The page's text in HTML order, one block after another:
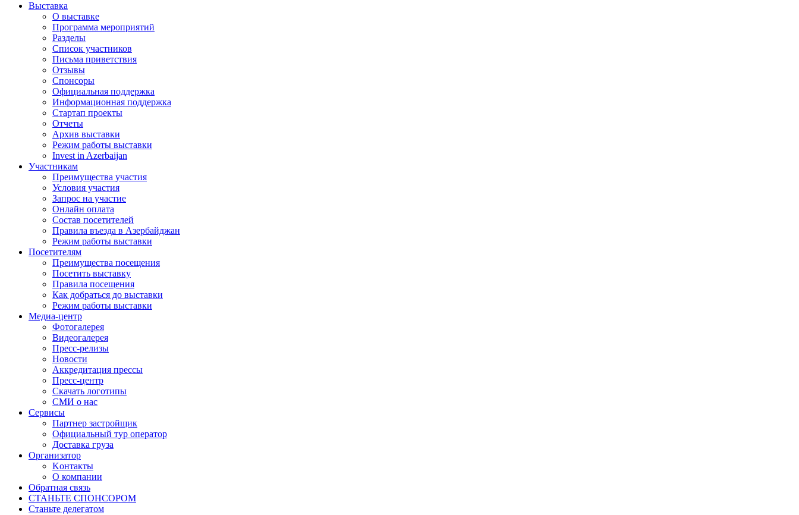
Выставка
О выставке
Программа мероприятий
Разделы
Список участников
Письма приветствия
Отзывы
Спонсоры
Официальная поддержка
Информационная поддержка
Стартап проекты
Отчеты
Архив выставки
Режим работы выставки
Invest in Azerbaijan
Участникам
Преимущества участия
Условия участия
Запрос на участие
Онлайн оплата
Состав посетителей
Правила въезда в Азербайджан
Режим работы выставки
Посетителям
Преимущества посещения
Посетить выставку
Правила посещения
Как добраться до выставки
Режим работы выставки
Медиа-центр
Фотогалерея
Видеогалерея
Пресс-релизы
Новости
Аккредитация прессы
Пресс-центр
Скачать логотипы
СМИ о нас
Сервисы
Партнер застройщик
Официальный тур оператор
Доставка груза
Организатор
Kонтакты
О компании
Обратная связь
СТАНЬТЕ СПОНСОРОМ
Станьте делегатом